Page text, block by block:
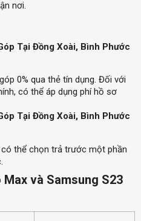
nơi.
Tại Đồng Xoài, Bình Phước
0% qua thẻ tín dụng. Đối với
có thể áp dụng phí hồ sơ
Tại Đồng Xoài, Bình Phước
thể chọn trả trước một phần
và Samsung S23